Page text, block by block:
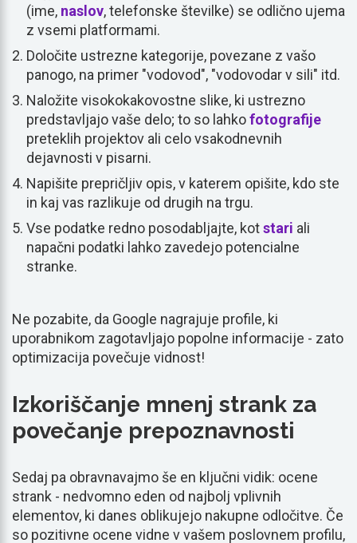
(ime, naslov, telefonske številke) se odlično ujema
z vsemi platformami.
Določite ustrezne kategorije, povezane z vašo
panogo, na primer "vodovod", "vodovodar v sili" itd.
Naložite visokokakovostne slike, ki ustrezno
predstavljajo vaše delo; to so lahkofotografije
preteklih projektov ali celo vsakodnevnih
dejavnosti v pisarni.
Napišite prepričljiv opis, v katerem opišite, kdo ste
in kaj vas razlikuje od drugih na trgu.
Vse podatke redno posodabljajte, kotstari ali
napačni podatki lahko zavedejo potencialne
stranke.
Ne pozabite, da Google nagrajuje profile, ki
uporabnikom zagotavljajo popolne informacije - zato
optimizacija povečuje vidnost!
Izkoriščanje mnenj strank za
povečanje prepoznavnosti
Sedaj pa obravnavajmo še en ključni vidik: ocene
strank - nedvomno eden od najbolj vplivnih
elementov, ki danes oblikujejo nakupne odločitve. Če
so pozitivne ocene vidne v vašem poslovnem profilu,